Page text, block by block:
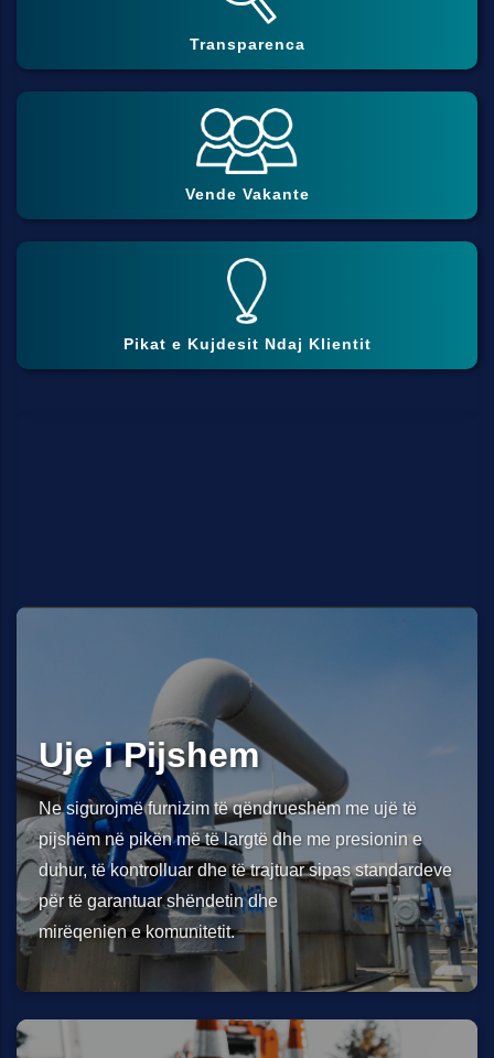
Transparenca
Vende Vakante
Pikat e Kujdesit Ndaj Klientit
Uje i Pijshem
Ne sigurojmë furnizim të qëndrueshëm me ujë të
pijshëm në pikën më të largtë dhe me presionin e
duhur, të kontrolluar dhe të trajtuar sipas standardeve
për të garantuar shëndetin dhe
mirëqenien e komunitetit.